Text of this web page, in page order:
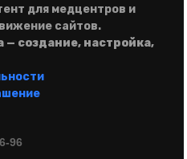
для медцентров и
сайтов.
создание, настройка,
96